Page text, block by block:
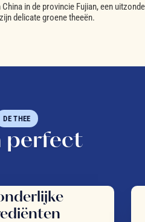
in de provincie Fujian, een
delicate groene theeën.
DE THEE
perfect